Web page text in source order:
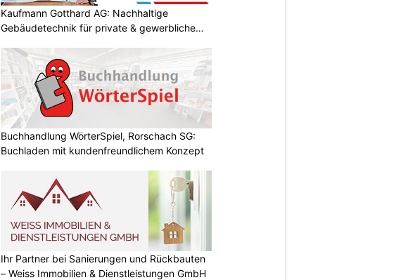
Kaufmann Gotthard AG: Nachhaltige
Gebäudetechnik für private & gewerbliche
Buchhandlung WörterSpiel, Rorschach SG:
Buchladen mit kundenfreundlichem Konzept
Ihr Partner bei Sanierungen und Rückbauten
– Weiss Immobilien & Dienstleistungen GmbH